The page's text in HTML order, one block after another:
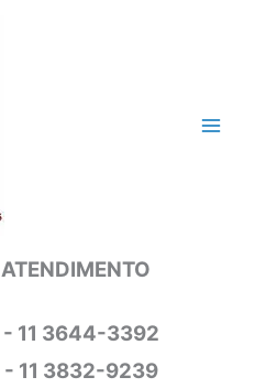
11 3644-3392
11 3832-9239